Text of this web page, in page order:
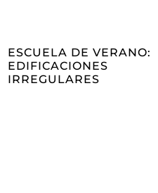
ESCUELA DE VERANO:
EDIFICACIONES
IRREGULARES